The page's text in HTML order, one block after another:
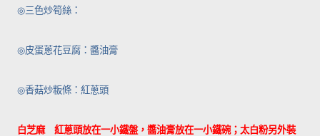
◎三色炒筍絲：
◎皮蛋蔥花豆腐：醬油膏
◎香菇炒粄條：紅蔥頭
白芝麻 紅蔥頭放在一小鐵盤，醬油膏放在一小鐵碗；太白粉另外裝